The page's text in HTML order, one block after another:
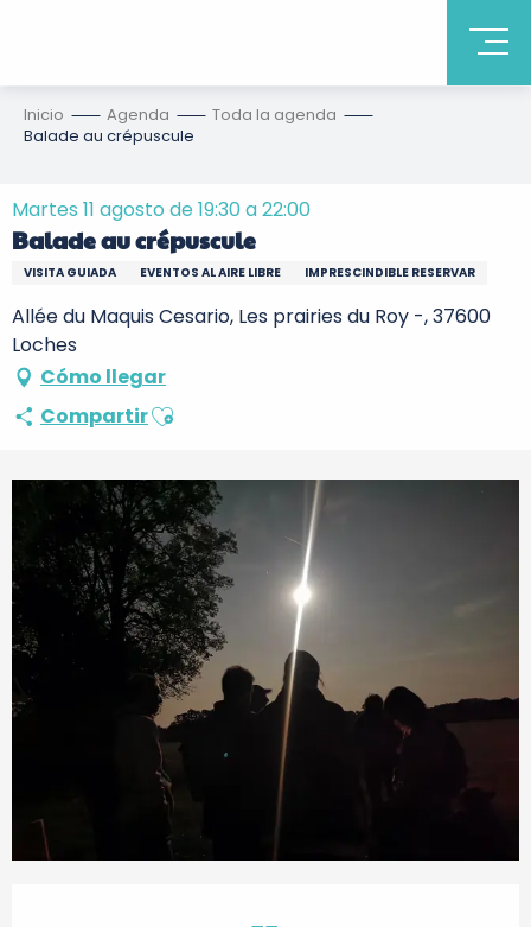
Inicio Agenda
Toda la agenda
Balade au crépuscule
Martes 11 agosto de 19:30 a 22:00
Balade au crépuscule
VISITA GUIADA EVENTOS AL AIRE LIBRE IMPRESCINDIBLE RESERVAR
Allée du Maquis Cesario, Les prairies du Roy -, 37600
Loches
Cómo llegar
CompartirAjouter aux favoris